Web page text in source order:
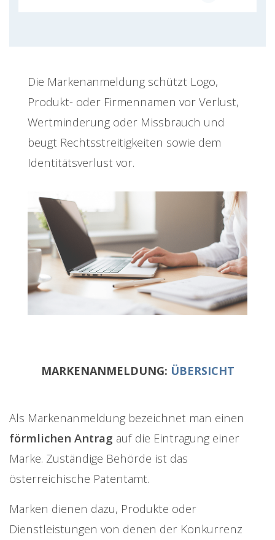
Die Markenanmeldung schützt Logo,
Produkt- oder Firmennamen vor Verlust,
Wertminderung oder Missbrauch und
beugt Rechtsstreitigkeiten sowie dem
Identitätsverlust vor.
MARKENANMELDUNG: ÜBERSICHT
Als Markenanmeldung bezeichnet man einen
förmlichen Antrag auf die Eintragung einer
Marke. Zuständige Behörde ist das
österreichische Patentamt.
Marken dienen dazu, Produkte oder
Dienstleistungen von denen der Konkurrenz